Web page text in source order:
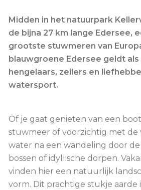
Midden in het natuurpark
de bijna 27 km lange Edersee,
grootste stuwmeren van
blauwgroene Edersee geldt
hengelaars, zeilers en
watersport.
Of je gaat genieten van een
stuwmeer of voorzichtig met de
water na een wandeling door
bossen of idyllische dorpen.
vinden hier een natuurlijk
vorm. Dit prachtige stukje aarde